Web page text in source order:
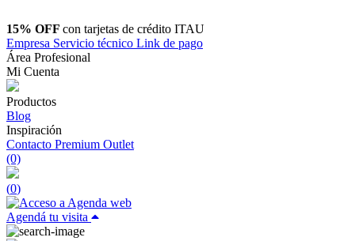
15% OFF con tarjetas de crédito ITAU
Empresa Servicio técnico Link de pago
Área Profesional
Mi Cuenta
Productos
Blog
Inspiración
Contacto Premium Outlet
(0)
(0)
Agendá tu visita